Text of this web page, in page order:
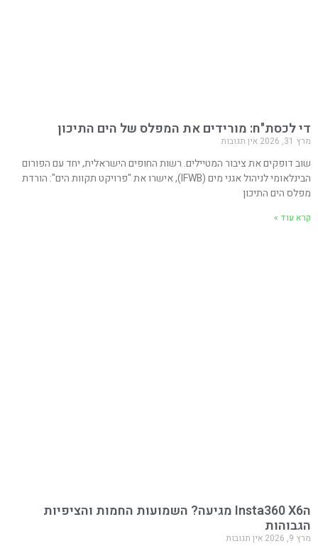
די לכסת"ח: מורידים את המפלס של הים התיכון
מרץ 31, 2026 אין תגובות
שוב דופקים את ציבור המטיילים. רשות החופים הישראלית, יחד עם הפורום
הבינלאומי לניהול אגני מים (IFWB), אישרו את "פרויקט תקוות הים": הורדת
מפלס הים התיכון
קרא עוד »
הInsta360 X6 מגיעה? השמועות החמות והציפיות
הגבוהות
מרץ 9, 2026 אין תגובות